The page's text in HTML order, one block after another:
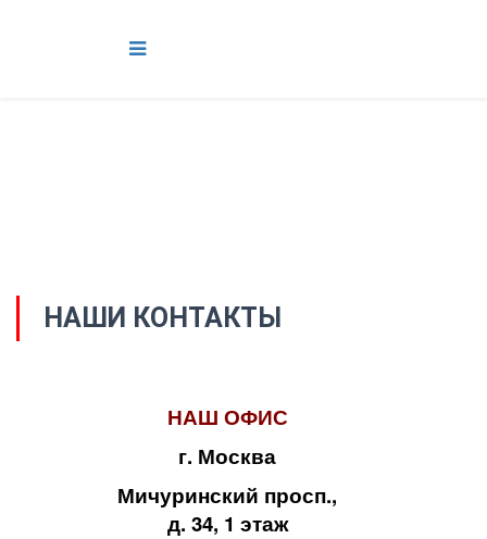
НАШИ КОНТАКТЫ
НАШ ОФИС
г. Москва
Мичуринский просп.,
д. 34, 1 этаж